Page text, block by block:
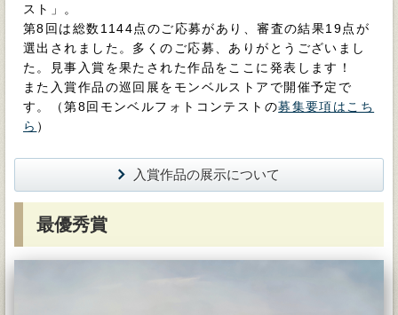
スト」。
第8回は総数1144点のご応募があり、審査の結果19点が
選出されました。多くのご応募、ありがとうございまし
た。見事入賞を果たされた作品をここに発表します！
また入賞作品の巡回展をモンベルストアで開催予定で
す。（第8回モンベルフォトコンテストの募集要項はこち
ら ）
入賞作品の展示について
最優秀賞